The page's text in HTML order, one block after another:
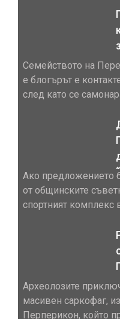
Семейството на
е блогърът е
след като се
близките му
заявиха, че мъжът,
Лавандейра-
шокиращия инцидент
Ако предложението
от общинските
спортният комплекс
черно-белите
кръстен на Христо
черно-белите. Това
на клуба на
Археолозите
масивен саркофаг,
Перперикон, който